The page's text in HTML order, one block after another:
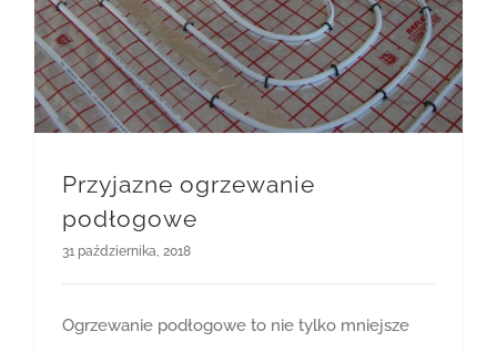
Przyjazne ogrzewanie
podłogowe
31 października, 2018
Ogrzewanie podłogowe to nie tylko mniejsze